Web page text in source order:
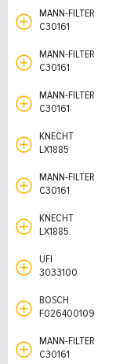
MANN-FILTER
C30161
MANN-FILTER
C30161
MANN-FILTER
C30161
KNECHT
LX1885
MANN-FILTER
C30161
KNECHT
LX1885
UFI
3033100
BOSCH
F026400109
MANN-FILTER
C30161